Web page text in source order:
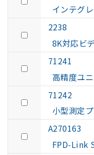
インテグ
2238
8K対応ビ
71241
高精度ユ
71242
小型測定
A270163
FPD-Link